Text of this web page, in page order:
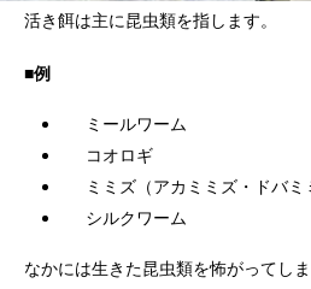
活き餌は主に昆虫類を指します。
■例
ミールワーム
コオロギ
ミミズ（アカミミズ・ドバミ
シルクワーム
なかには生きた昆虫類を怖がってし